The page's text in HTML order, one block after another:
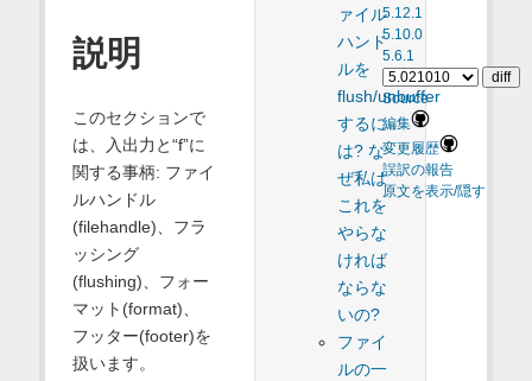
5.12.1
5.10.0
5.6.1
Source
編集
変更履歴
誤訳の報告
原文を表示/隠す
ァイル
ハンド
ルを
flush/unbuffer
するに
は? な
ぜ私は
これを
やらな
ければ
ならな
いの?
ファイ
ルの一
説明
このセクションで
は、入出力と“f”に
関する事柄: ファイ
ルハンドル
(filehandle)、フラ
ッシング
(flushing)、フォー
マット(format)、
フッター(footer)を
扱います。